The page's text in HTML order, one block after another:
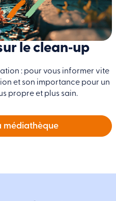
le clean‑up
: pour vous informer vite
et son importance pour un
propre et plus sain.
médiathèque